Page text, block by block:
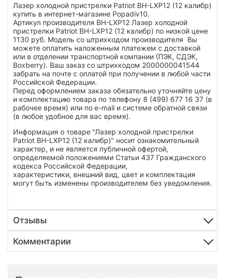
Лазер холодной пристрелки Patriot BH-LXP12 (12 калибр)
купить в интернет-магазине Popadiv10.
Артикул производителя BH-LXP12 Лазер холодной
пристрелки Patriot BH-LXP12 (12 калибр) по низкой цене
1130 руб. Модель со штрихкодом производителя Вы
можете оплатить наложенным платежем с доставкой
или в отделении транспортной компании (ПЭК, СДЭК,
Boxberry). Ваш заказ со штрихкодом 2000000041544
забрать на почте с оплатой при получении в любой части
Российской Федерации.
Перед оформлением заказа обязательно уточняйте цену
и комплектацию товара по телефону 8 (499) 677 16 37 (в
рабочее время) или по e-mail и системе обратной связи
(в любое удобное для вас время).
Информация о товаре "Лазер холодной пристрелки
Patriot BH-LXP12 (12 калибр)" носит ознакомительный
характер, и не является публичной офертой,
определяемой положениями Статьи 437 Гражданского
кодекса Российской Федерации,
характеристики, внешний вид, цвет и комплектация
могут быть изменены производителем без уведомления.
Отзывы
Комментарии